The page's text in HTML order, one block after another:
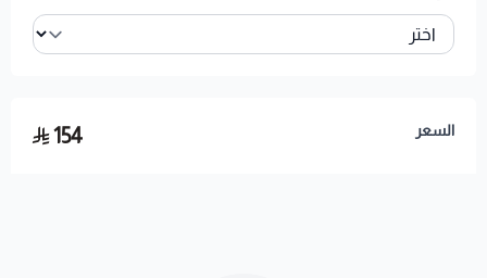
السعر 154